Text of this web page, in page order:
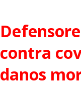
contra
danos